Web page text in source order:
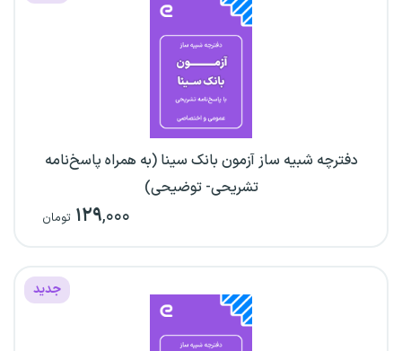
دفترچه شبیه ساز آزمون بانک سینا (به همراه پاسخ‌نامه
تشریحی- توضیحی)
۱۲۹,۰۰۰ تومان
جدید